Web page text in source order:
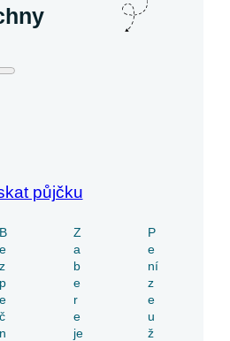
půjčku
B
e
z
p
e
č
n
Z
a
b
e
r
e
je
P
e
ní
z
e
u
ž